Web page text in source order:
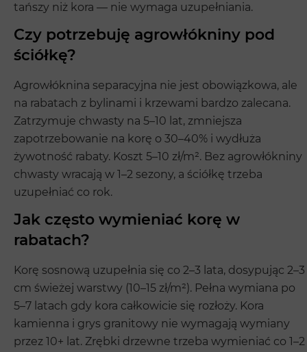
tańszy niż kora — nie wymaga uzupełniania.
Czy potrzebuję agrowłókniny pod
ściółkę?
Agrowłóknina separacyjna nie jest obowiązkowa, ale
na rabatach z bylinami i krzewami bardzo zalecana.
Zatrzymuje chwasty na 5–10 lat, zmniejsza
zapotrzebowanie na korę o 30–40% i wydłuża
żywotność rabaty. Koszt 5–10 zł/m². Bez agrowłókniny
chwasty wracają w 1–2 sezony, a ściółkę trzeba
uzupełniać co rok.
Jak często wymieniać korę w
rabatach?
Korę sosnową uzupełnia się co 2–3 lata, dosypując 2–3
cm świeżej warstwy (10–15 zł/m²). Pełna wymiana po
5–7 latach gdy kora całkowicie się rozłoży. Kora
kamienna i grys granitowy nie wymagają wymiany
przez 10+ lat. Zrębki drzewne trzeba wymieniać co 1–2